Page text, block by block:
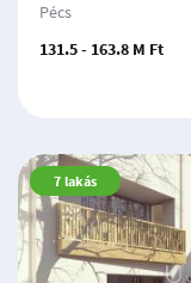
Pécs
131.5 - 163.8 M Ft
7 lakás